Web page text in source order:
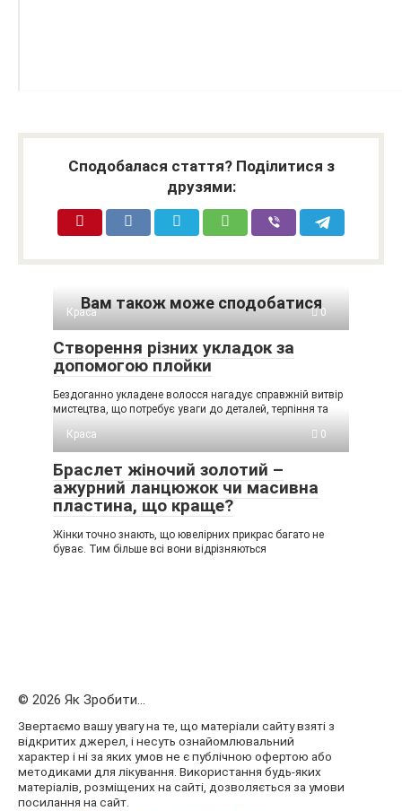
Сподобалася стаття? Поділитися з
друзями:
Вам також може сподобатися
Краса 0
Створення різних укладок за
допомогою плойки
Бездоганно укладене волосся нагадує справжній витвір
мистецтва, що потребує уваги до деталей, терпіння та
Краса
0
Браслет жіночий золотий –
ажурний ланцюжок чи масивна
пластина, що краще?
Жінки точно знають, що ювелірних прикрас багато не
буває. Тим більше всі вони відрізняються
© 2026 Як Зробити...
Звертаємо вашу увагу на те, що матеріали сайту взяті з
відкритих джерел, і несуть ознайомлювальний
характер і ні за яких умов не є публічною офертою або
методиками для лікування. Використання будь-яких
матеріалів, розміщених на сайті, дозволяється за умови
посилання на сайт.